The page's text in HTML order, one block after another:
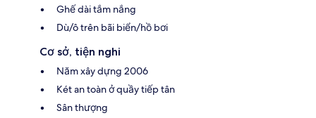
Ghế dài tắm nắng
Dù/ô trên bãi biển/hồ bơi
Cơ sở, tiện nghi
Năm xây dựng 2006
Két an toàn ở quầy tiếp tân
Sân thượng